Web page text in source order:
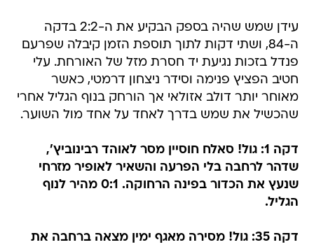
עידן שמש שהיה בספק הבקיע את ה-2:2 בדקה
ה-84, ושתי דקות לתוך תוספת הזמן קיבלה שפרעם
פנדל בזכות נגיעת יד חסרת מזל של האורחת. עלי
חטיב הפציץ פנימה וסידר ניצחון דרמטי, כאשר
מאוחר יותר דולב אזולאי אך הורחק בנוף הגליל אחרי
שהכשיל את שמש בדרך לאחד על אחד מול השוער.
דקה 1: גול! סאלח חוסיין מסר לאוהד רבינוביץ',
שדהר לרחבה בלי הפרעה והשאיר לאופיר מזרחי
שנעץ את הכדור בפינה הרחוקה. 0:1 מהיר לנוף
הגליל.
דקה 35: גול! מסירה מאגף ימין מצאה ברחבה את